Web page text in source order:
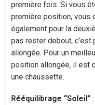
première fois. Si vous
première position, vous
également pour la
pas rester debout,
allongée. Pour un
position allongée, il est
une chaussette.
Rééquilibrage “Soleil”